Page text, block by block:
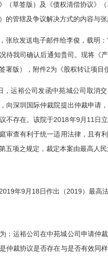
（草签版）及《债权清偿协议》
的管辖及争议解决方式的内容与
张欣发送电子邮件给李俊，载明
待我司确认后通知贵司。现将《
署版），附件2为《股权转让项目
，运裕公司发函中苑城公司取消
向深圳国际仲裁院提出仲裁申请
不存在。该院于2018年9月11日
审查有利于统一适用法律，且有
五项之规定，裁定本案由最高人民
年9月18日作出（2019）最高
：运裕公司在中苑城公司申请仲
仲裁协议是否存在与是否有效同